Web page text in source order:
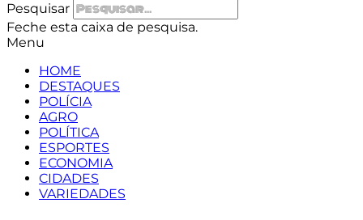
Pesquisar
Feche esta caixa de pesquisa.
Menu
HOME
DESTAQUES
POLÍCIA
AGRO
POLÍTICA
ESPORTES
ECONOMIA
CIDADES
VARIEDADES